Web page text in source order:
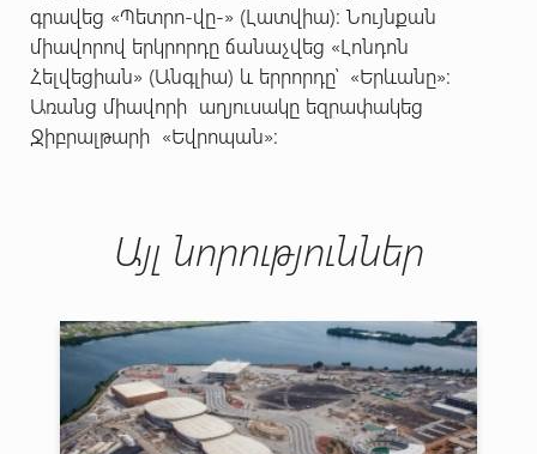
գրավեց «Պետրո-վը-» (Լատվիա): Նույնքան
միավորով երկրորդը ճանաչվեց «Լոնդոն
Հելվեցիան» (Անգլիա) և երրորդը՝ «Երևանը»:
Առանց միավորի աղյուսակը եզրափակեց
Ջիբրալթարի «Եվրոպան»:
Այլ նորություններ